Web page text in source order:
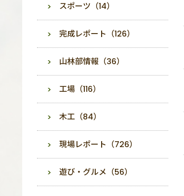
スポーツ（14）
完成レポート（126）
山林部情報（36）
工場（116）
木工（84）
現場レポート（726）
遊び・グルメ（56）